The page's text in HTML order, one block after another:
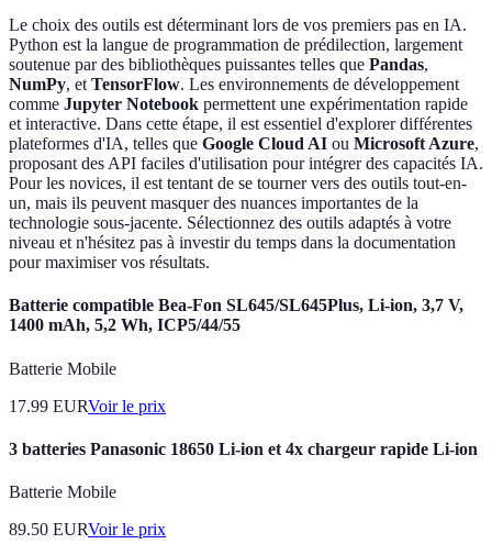
Le choix des outils est déterminant lors de vos premiers pas en IA.
Python est la langue de programmation de prédilection, largement
soutenue par des bibliothèques puissantes telles que Pandas,
NumPy, et TensorFlow. Les environnements de développement
comme Jupyter Notebook permettent une expérimentation rapide
et interactive. Dans cette étape, il est essentiel d'explorer différentes
plateformes d'IA, telles que Google Cloud AI ou Microsoft Azure,
proposant des API faciles d'utilisation pour intégrer des capacités IA.
Pour les novices, il est tentant de se tourner vers des outils tout-en-
un, mais ils peuvent masquer des nuances importantes de la
technologie sous-jacente. Sélectionnez des outils adaptés à votre
niveau et n'hésitez pas à investir du temps dans la documentation
pour maximiser vos résultats.
Batterie compatible Bea-Fon SL645/SL645Plus, Li-ion, 3,7 V,
1400 mAh, 5,2 Wh, ICP5/44/55
Batterie Mobile
17.99 EURVoir le prix
3 batteries Panasonic 18650 Li-ion et 4x chargeur rapide Li-ion
Batterie Mobile
89.50 EURVoir le prix